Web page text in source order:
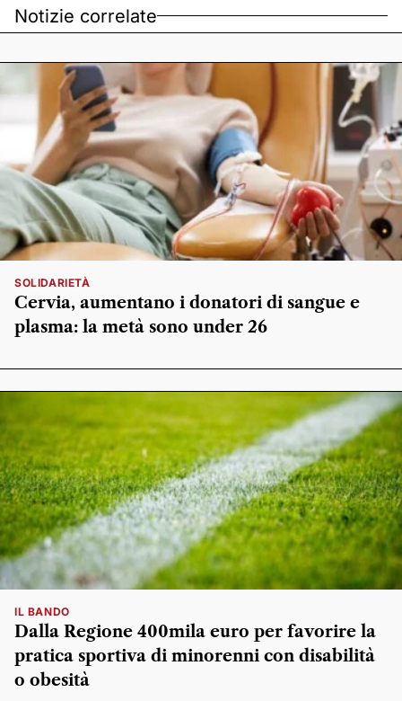
Notizie correlate
SOLIDARIETÀ
Cervia, aumentano i donatori di sangue e
plasma: la metà sono under 26
IL BANDO
Dalla Regione 400mila euro per favorire la
pratica sportiva di minorenni con disabilità
o obesità